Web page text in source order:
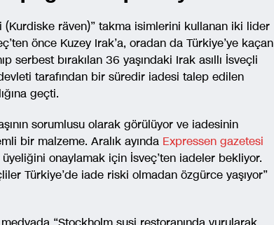
(Kurdiske räven)” takma isimlerini kullanan iki lider
önce Kuzey Irak’a, oradan da Türkiye’ye kaçan
serbest bırakılan 36 yaşındaki Irak asıllı İsveçli
tarafından bir süredir iadesi talep edilen
geçti.
sorumlusu olarak görülüyor ve iadesinin
bir malzeme. Aralık ayında Expressen gazetesi
onaylamak için İsveç’ten iadeler bekliyor.
Türkiye’de iade riski olmadan özgürce yaşıyor”